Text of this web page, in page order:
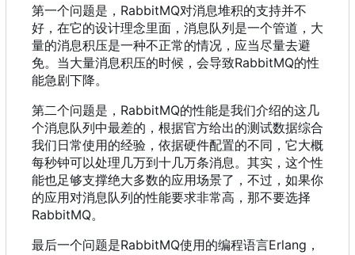
第一个问题是 ， RabbitMQ对消息堆积的支持并不
好 ， 在它的设计理念里面 ， 消息队列是一个管道 ， 大
量的消息积压是一种不正常的情况 ， 应当尽量去避
免。当大量消息积压的时候 ， 会导致RabbitMQ的性
能急剧下降。
第二个问题是 ， RabbitMQ的性能是我们介绍的这几
个消息队列中最差的 ， 根据官方给出的测试数据综合
我们日常使用的经验 ， 依据硬件配置的不同 ， 它大概
每秒钟可以处理几万到十几万条消息。其实 ， 这个性
能也足够支撑绝大多数的应用场景了 ， 不过 ， 如果你
的应用对消息队列的性能要求非常高 ， 那不要选择
RabbitMQ。
最后一个问题是RabbitMQ使用的编程语言Erlang ，